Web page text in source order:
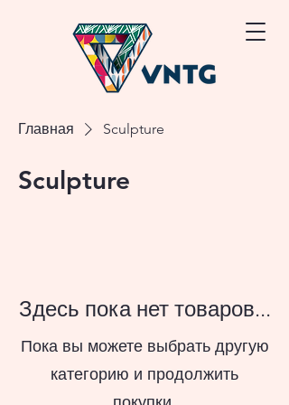
Главная Sculpture
Sculpture
Здесь пока нет товаров...
Пока вы можете выбрать другую
категорию и продолжить